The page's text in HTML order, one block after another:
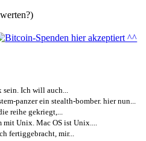
Ich will auch...
panzer ein stealth-bomber. hier nun...
reihe gekriegt,...
Unix. Mac OS ist Unix....
fertiggebracht, mir...